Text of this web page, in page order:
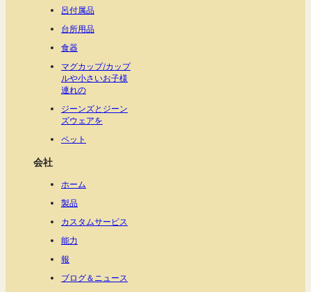
呂付属品
台所用品
食器
マグカップ/カップ
ルや小さいお子様
連れの
ジーンズとジーン
ズウェアを
ペット
会社
ホーム
製品
カスタムサービス
能力
報
ブログ＆ニュース